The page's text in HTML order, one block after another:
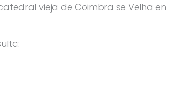
vieja de Coimbra se Velha en